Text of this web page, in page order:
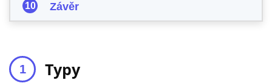
Závěr
Typy